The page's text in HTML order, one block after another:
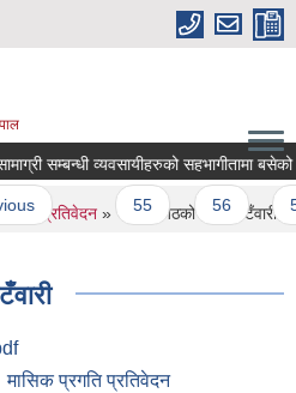
सम्बन्धी व्यवसायीहरुको सहभागीतामा बसेको
… 56 57
प्रतिवेदन » २०८१ जेठको खर्च फाटँवारी
मासिक प्रगति प्रतिवेदन